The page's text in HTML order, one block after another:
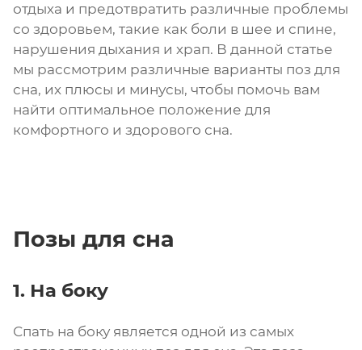
отдыха и предотвратить различные проблемы
со здоровьем, такие как боли в шее и спине,
нарушения дыхания и храп. В данной статье
мы рассмотрим различные варианты поз для
сна, их плюсы и минусы, чтобы помочь вам
найти оптимальное положение для
комфортного и здорового сна.
Позы для сна
1. На боку
Спать на боку является одной из самых